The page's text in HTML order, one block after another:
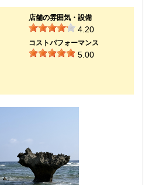
店舗の雰囲気・設備
4.20
コストパフォーマンス
5.00